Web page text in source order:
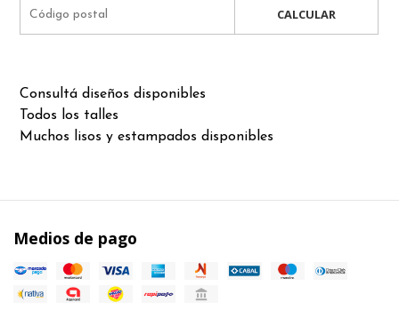
CALCULAR
Consultá diseños disponibles
Todos los talles
Muchos lisos y estampados disponibles
Medios de pago